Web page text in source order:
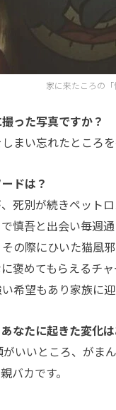
家に来たころの「
った写真ですか？
まい忘れたところを
ドは？
死別が続きペット
慎吾と出会い毎週通
の際にひいた猫風
褒めてもらえるチ
希望もあり家族に迎
なたに起きた変化
いいところ、がま
バカです。